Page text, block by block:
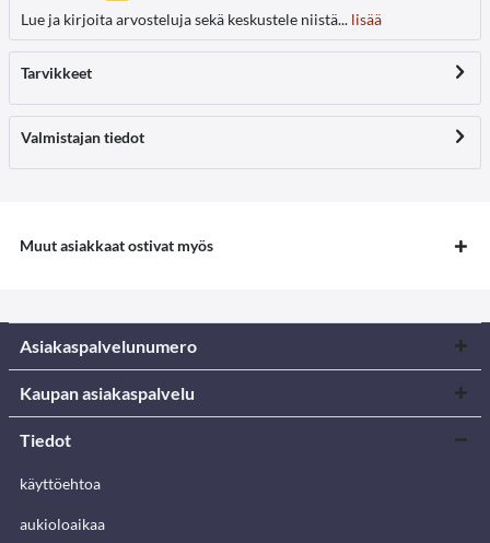
Lue ja kirjoita arvosteluja sekä keskustele niistä... lisää
Tarvikkeet
Valmistajan tiedot
Muut asiakkaat ostivat myös
Asiakaspalvelunumero
Kaupan asiakaspalvelu
Tiedot
käyttöehtoa
aukioloaikaa